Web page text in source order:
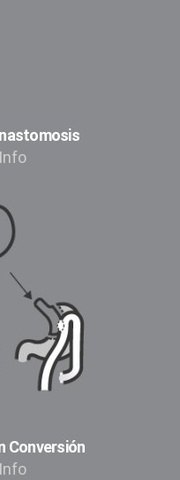
Conversión​